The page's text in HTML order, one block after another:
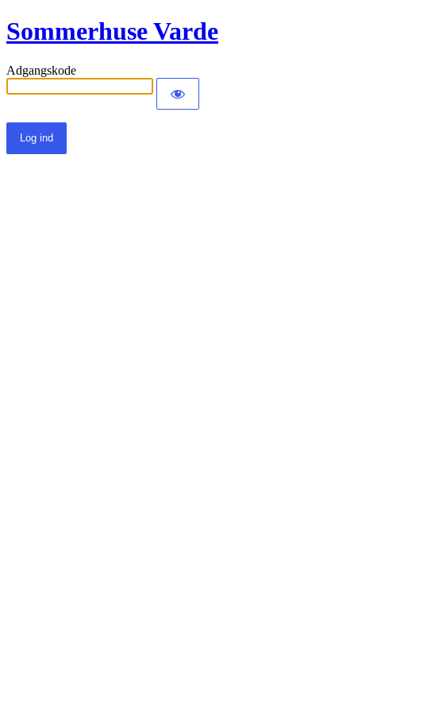
Sommerhuse Varde
Adgangskode